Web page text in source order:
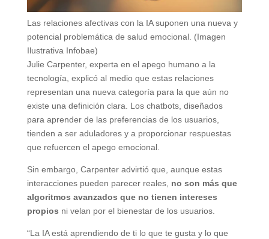
Las relaciones afectivas con la IA suponen una nueva y
potencial problemática de salud emocional. (Imagen
Ilustrativa Infobae)
Julie Carpenter, experta en el apego humano a la
tecnología, explicó al medio que estas relaciones
representan una nueva categoría para la que aún no
existe una definición clara. Los chatbots, diseñados
para aprender de las preferencias de los usuarios,
tienden a ser aduladores y a proporcionar respuestas
que refuercen el apego emocional.
Sin embargo, Carpenter advirtió que, aunque estas
interacciones pueden parecer reales, no son más que
algoritmos avanzados que no tienen intereses
propios ni velan por el bienestar de los usuarios.
“La IA está aprendiendo de ti lo que te gusta y lo que